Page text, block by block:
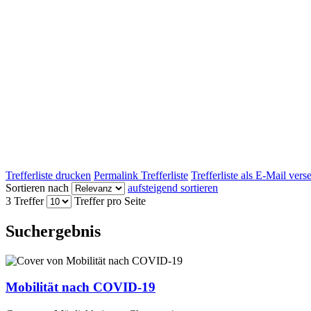
Trefferliste drucken Permalink Trefferliste Trefferliste als E-Mail
Sortieren nach
aufsteigend sortieren
3 Treffer
Treffer pro Seite
Suchergebnis
Mobilität nach COVID-19